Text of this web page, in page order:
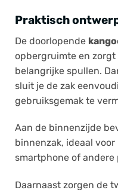
Praktisch
De doorlopende
opbergruimte en
belangrijke spullen.
sluit je de zak
gebruiksgemak te
Aan de binnenzijde
binnenzak, ideaal
smartphone of andere
Daarnaast zorgen de